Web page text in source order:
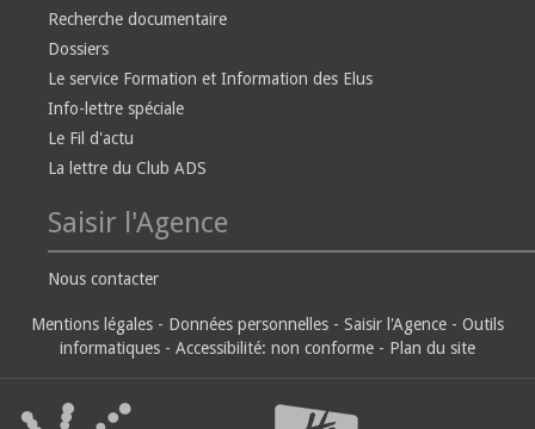
Recherche documentaire
Dossiers
Le service Formation et Information des Elus
Info-lettre spéciale
Le Fil d'actu
La lettre du Club ADS
Saisir l'Agence
Nous contacter
Mentions légales - Données personnelles - Saisir l'Agence - Outils
informatiques - Accessibilité: non conforme - Plan du site